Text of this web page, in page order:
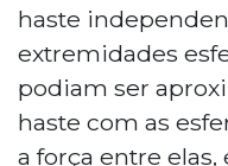
haste
extremidades
podiam ser
haste com as
a força entre elas,